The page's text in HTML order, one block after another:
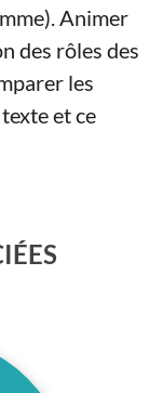
Animer
des rôles des
les
et ce